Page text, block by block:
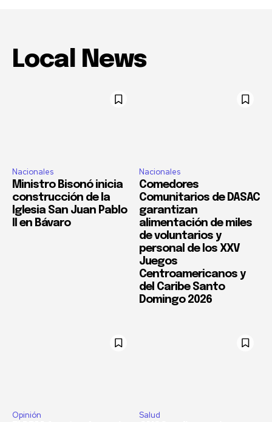
Local News
Nacionales
Ministro Bisonó inicia
construcción de la
Iglesia San Juan Pablo
II en Bávaro
Nacionales
Comedores
Comunitarios de DASAC
garantizan
alimentación de miles
de voluntarios y
personal de los XXV
Juegos
Centroamericanos y
del Caribe Santo
Domingo 2026
Opinión Salud